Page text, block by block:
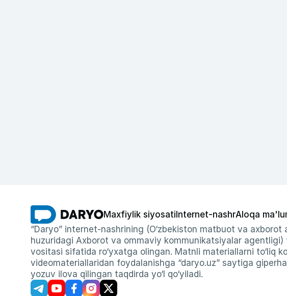
Maxfiylik siyosati Internet-nashrAloqa
“Daryo” internet-nashrining (O‘zbekiston matbuot va
huzuridagi Axborot va ommaviy kommunikatsiyalar
vositasi sifatida ro‘yxatga olingan. Matnli materiallarni to‘liq
videomateriallaridan foydalanishga “daryo.uz” saytiga
yozuv ilova qilingan taqdirda yo‘l qo‘yiladi.